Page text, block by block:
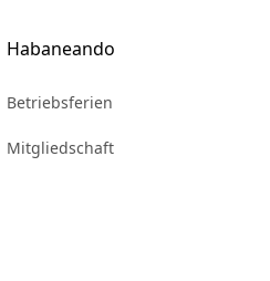
Habaneando
Betriebsferien
Mitgliedschaft